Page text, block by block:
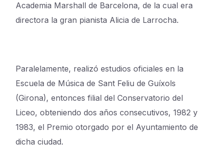
Academia Marshall de Barcelona, de la cual era
directora la gran pianista Alicia de Larrocha.
Paralelamente, realizó estudios oficiales en la
Escuela de Música de Sant Feliu de Guíxols
(Girona), entonces filial del Conservatorio del
Liceo, obteniendo dos años consecutivos, 1982 y
1983, el Premio otorgado por el Ayuntamiento de
dicha ciudad.